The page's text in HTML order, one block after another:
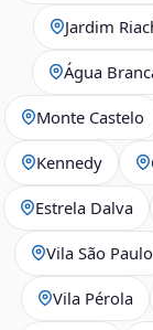
Jardim
Água
Monte Castelo
Kennedy
Estrela Dalva
Vila São Paulo
Vila Pérola